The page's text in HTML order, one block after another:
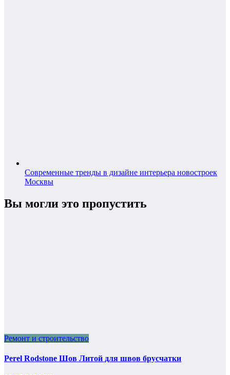
Современные тренды в дизайне интерьера новостроек
Москвы
Вы могли это пропустить
Ремонт и строительство
Perel Rodstone Шов Литой для швов брусчатки